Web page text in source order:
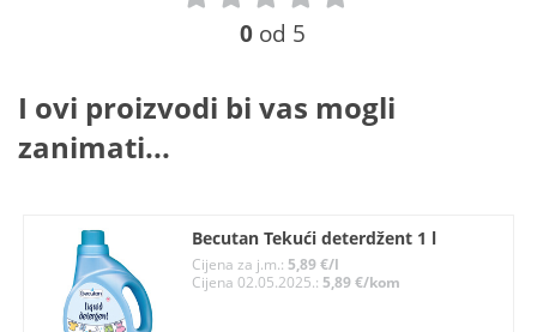
0 od 5
I ovi proizvodi bi vas mogli
zanimati...
Becutan Tekući deterdžent 1 l
Cijena za j.m.:5,89 €/l
Cijena 02.05.2025.:5,89 €/kom